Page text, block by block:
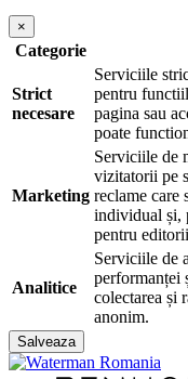
×
Categorie
Strict
necesare
Serviciile
pentru
pagina sau
poate
Marketing
Serviciile de
vizitatorii pe
reclame care
individual și,
pentru
Analitice
Serviciile de
performanței
colectarea și
anonim.
Salveaza